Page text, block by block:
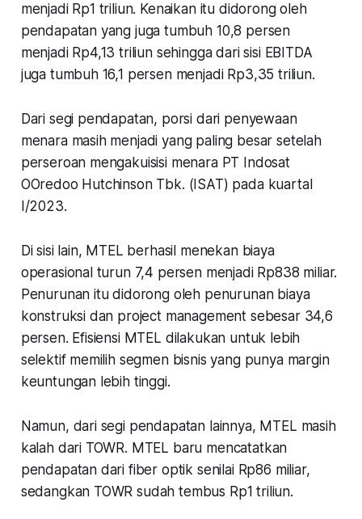
menjadi Rp1 triliun. Kenaikan itu didorong oleh
pendapatan yang juga tumbuh 10,8 persen
menjadi Rp4,13 triliun sehingga dari sisi EBITDA
juga tumbuh 16,1 persen menjadi Rp3,35 triliun.
Dari segi pendapatan, porsi dari penyewaan
menara masih menjadi yang paling besar setelah
perseroan mengakuisisi menara PT Indosat
OOredoo Hutchinson Tbk. (ISAT) pada kuartal
I/2023.
Di sisi lain, MTEL berhasil menekan biaya
operasional turun 7,4 persen menjadi Rp838 miliar.
Penurunan itu didorong oleh penurunan biaya
konstruksi dan project management sebesar 34,6
persen. Efisiensi MTEL dilakukan untuk lebih
selektif memilih segmen bisnis yang punya margin
keuntungan lebih tinggi.
Namun, dari segi pendapatan lainnya, MTEL masih
kalah dari TOWR. MTEL baru mencatatkan
pendapatan dari fiber optik senilai Rp86 miliar,
sedangkan TOWR sudah tembus Rp1 triliun.